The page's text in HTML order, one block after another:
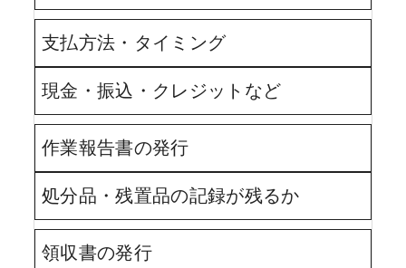
支払方法・タイミング
現金・振込・クレジットなど
作業報告書の発行
処分品・残置品の記録が残るか
領収書の発行